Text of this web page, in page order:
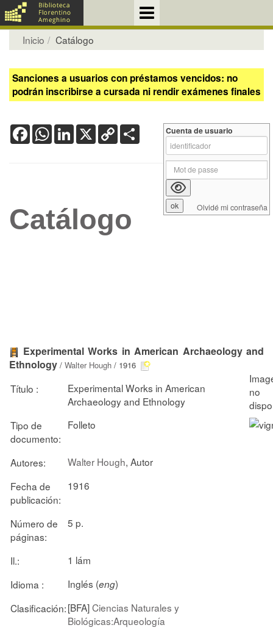
Inicio Catálogo
Sanciones a usuarios con préstamos vencidos: no
podrán inscribirse a cursada ni rendir exámenes finales
FacebookWhatsApp
LinkedIn
X Copy
Link
Catálogo
Experimental Works in American Archaeology and
Ethnology / Walter Hough / 1916
Título :
Experimental Works in American
Archaeology and Ethnology
Tipo de
documento:
Folleto
Autores: Walter Hough, Autor
Fecha de
publicación:
1916
Número de
páginas:
5 p.
Il.:
1 lám
Idioma :
Inglés (eng)
Clasificación:[BFA]Ciencias Naturales y
Biológicas:Arqueología
Cuenta de usuario
Olvidé mi contraseña